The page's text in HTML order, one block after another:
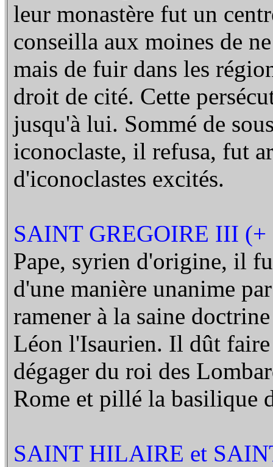
leur monastère fut un
conseilla aux moines de
mais de fuir dans les
droit de cité. Cette
jusqu'à lui. Sommé de
iconoclaste, il refusa, fut
d'iconoclastes excités.
SAINT GREGOIRE III (+
Pape, syrien d'origine, il
d'une manière unanime
ramener à la saine
Léon l'Isaurien. Il dût
dégager du roi des
Rome et pillé la basilique
SAINT HILAIRE et